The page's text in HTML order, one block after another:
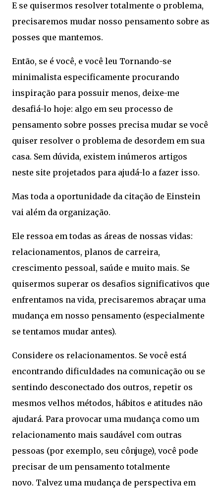
E se quisermos resolver totalmente o problema,
precisaremos mudar nosso pensamento sobre as
posses que mantemos.
Então, se é você, e você leu Tornando-se
minimalista especificamente procurando
inspiração para possuir menos, deixe-me
desafiá-lo hoje: algo em seu processo de
pensamento sobre posses precisa mudar se você
quiser resolver o problema de desordem em sua
casa. Sem dúvida, existem inúmeros artigos
neste site projetados para ajudá-lo a fazer isso.
Mas toda a oportunidade da citação de Einstein
vai além da organização.
Ele ressoa em todas as áreas de nossas vidas:
relacionamentos, planos de carreira,
crescimento pessoal, saúde e muito mais. Se
quisermos superar os desafios significativos que
enfrentamos na vida, precisaremos abraçar uma
mudança em nosso pensamento (especialmente
se tentamos mudar antes).
Considere os relacionamentos. Se você está
encontrando dificuldades na comunicação ou se
sentindo desconectado dos outros, repetir os
mesmos velhos métodos, hábitos e atitudes não
ajudará. Para provocar uma mudança como um
relacionamento mais saudável com outras
pessoas (por exemplo, seu cônjuge), você pode
precisar de um pensamento totalmente
novo. Talvez uma mudança de perspectiva em